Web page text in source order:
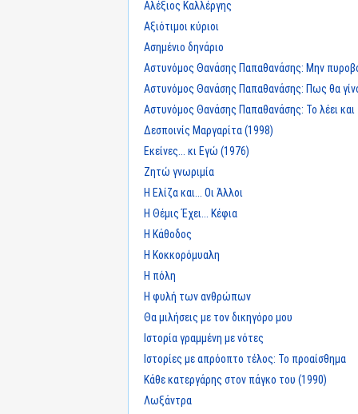
Αλέξιος Καλλέργης
Αξιότιμοι κύριοι
Ασημένιο δηνάριο
Αστυνόμος Θανάσης Παπαθανάσης: Μην
Αστυνόμος Θανάσης Παπαθανάσης: Πως θα
Αστυνόμος Θανάσης Παπαθανάσης: Το λέει και
Δεσποινίς Μαργαρίτα (1998)
Εκείνες... κι Εγώ (1976)
Ζητώ γνωριμία
Η Ελίζα και... Οι Άλλοι
Η Θέμις Έχει... Κέφια
Η Κάθοδος
Η Κοκκορόμυαλη
Η πόλη
Η φυλή των ανθρώπων
Θα μιλήσεις με τον δικηγόρο μου
Ιστορία γραμμένη με νότες
Ιστορίες με απρόοπτο τέλος: Το προαίσθημα
Κάθε κατεργάρης στον πάγκο του (1990)
Λωξάντρα